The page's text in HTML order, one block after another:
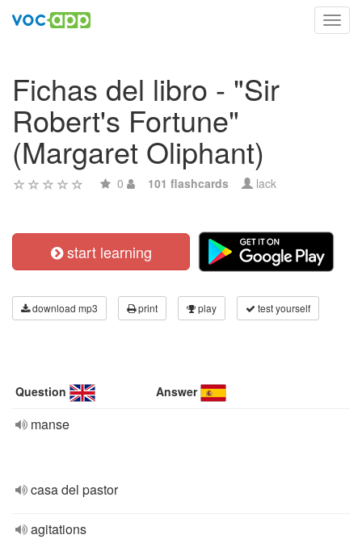
Fichas del libro - "Sir
Robert's Fortune"
(Margaret Oliphant)
0 101 flashcards lack
start learning
download mp3 print play test yourself
Question Answer
manse
casa del pastor
agitations